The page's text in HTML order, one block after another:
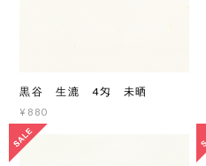
黒谷 生漉 4匁 未晒
¥880